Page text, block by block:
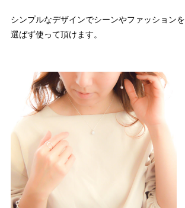
シンプルなデザインでシーンやファッションを
選ばず使って頂けます。